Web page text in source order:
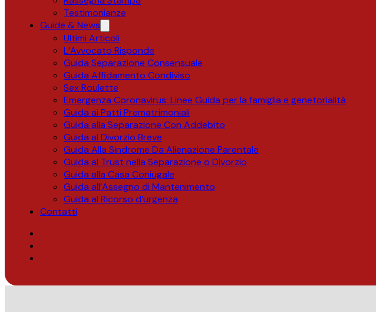
Testimonianze
Guide & News
Ultimi Articoli
L’Avvocato Risponde
Guida Separazione Consensuale
Guida Affidamento Condiviso
Sex Roulette
Emergenza Coronavirus: Linee Guida per la famiglia e genetorialità
Guida ai Patti Prematrimoniali
Guida alla Separazione Con Addebito
Guida al Divorzio Breve
Guida Alla Sindrome Da Alienazione Parentale
Guida al Trust nella Separazione o Divorzio
Guida alla Casa Coniugale
Guida all’Assegno di Mantenimento
Guida al Ricorso d’urgenza
Contatti